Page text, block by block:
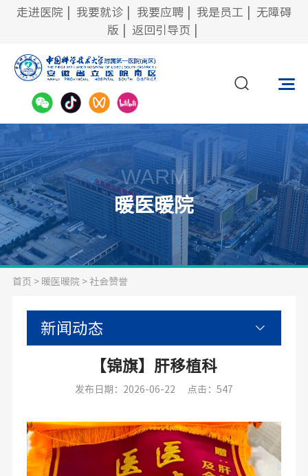
走进医院 我要就诊 我要应聘 我是员工
无障碍
版
返回引导页
WARM
暖医暖院
首页 > 暖医暖院 > 社会赞誉
新闻动态
【锦旗】肝移植科
发布日期：2026-06-22 点击：547